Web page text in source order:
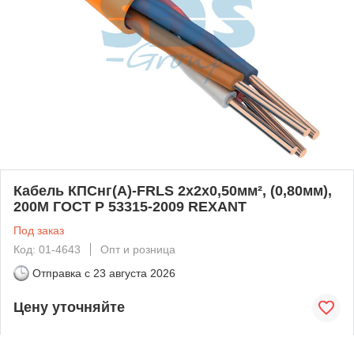
Кабель КПСнг(А)-FRLS 2x2x0,50мм², (0,80мм),
200М ГОСТ Р 53315-2009 REXANT
Под заказ
Код: 01-4643
Опт и розница
Отправка с 23 августа 2026
Цену уточняйте